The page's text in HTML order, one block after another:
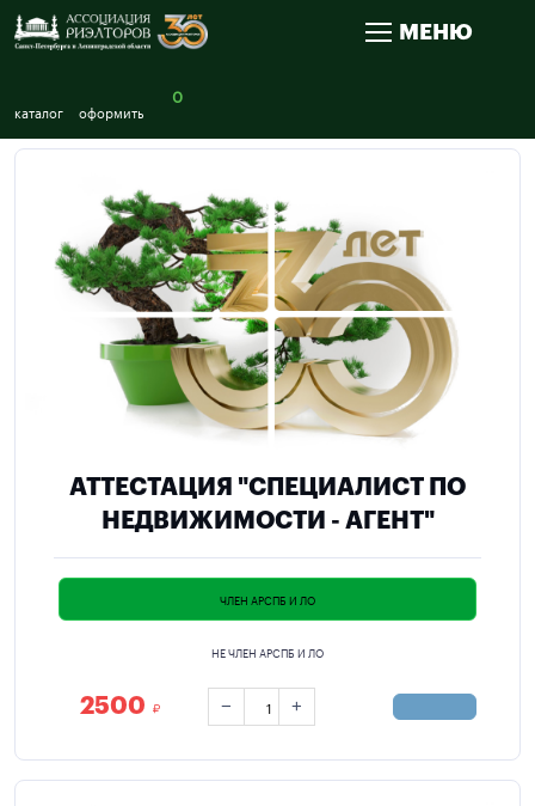
МЕНЮ
каталог оформить
0
АТТЕСТАЦИЯ "СПЕЦИАЛИСТ ПО
НЕДВИЖИМОСТИ - АГЕНТ"
ЧЛЕН АРСПБ И ЛО
НЕ ЧЛЕН АРСПБ И ЛО
2500 − +